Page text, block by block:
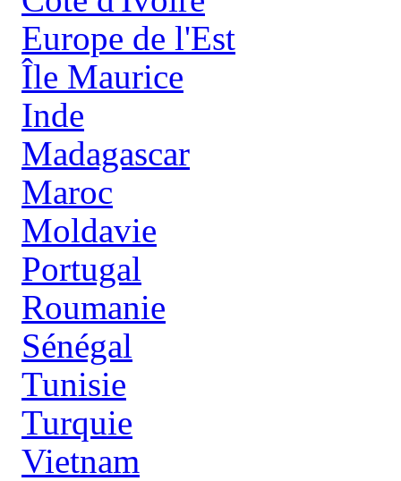
Europe de l'Est
Île Maurice
Inde
Madagascar
Maroc
Moldavie
Portugal
Roumanie
Sénégal
Tunisie
Turquie
Vietnam